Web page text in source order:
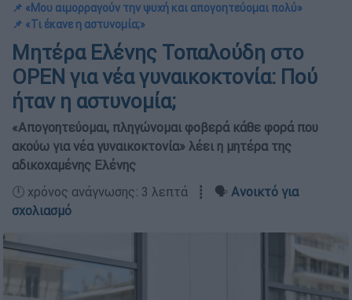
📌 «Μου αιμορραγούν την ψυχή και απογοητεύομαι πολύ»
📌 «Τι έκανε η αστυνομία;»
Μητέρα Ελένης Τοπαλούδη στο
OPEN για νέα γυναικοκτονία: Πού
ήταν η αστυνομία;
«Απογοητεύομαι, πληγώνομαι φοβερά κάθε φορά που
ακούω για νέα γυναικοκτονία» λέει η μητέρα της
αδικοχαμένης Ελένης
🕛 χρόνος ανάγνωσης: 3 λεπτά ┋ 🗣️ Ανοικτό για
σχολιασμό